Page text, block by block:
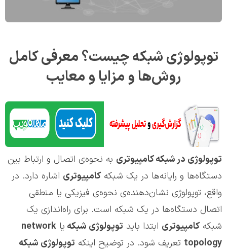
توپولوژی شبکه چیست؟ معرفی کامل
روش‌ها و مزایا و معایب
توپولوژی در شبکه کامپیوتری به نحوه‌ی اتصال و ارتباط بین
دستگاه‌ها و رایانه‌ها در یک شبکهکامپیوتری اشاره دارد. در
واقع، توپولوژی نشان‌دهنده‌ی نحوه‌ی فیزیکی یا منطقی
اتصال دستگاه‌ها در یک شبکه است. برای راه‌اندازی یک
شبکهکامپیوتری ابتدا باید توپولوژی شبکه یا network
topology تعریف شود. در توضیح اینکه توپولوژی شبکه